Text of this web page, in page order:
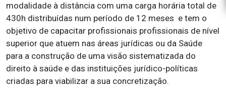
modalidade à distância com uma carga horária total de
430h distribuídas num período de 12 meses e tem o
objetivo de capacitar profissionais profissionais de nível
superior que atuem nas áreas jurídicas ou da Saúde
para a construção de uma visão sistematizada do
direito à saúde e das instituições jurídico-políticas
criadas para viabilizar a sua concretização.